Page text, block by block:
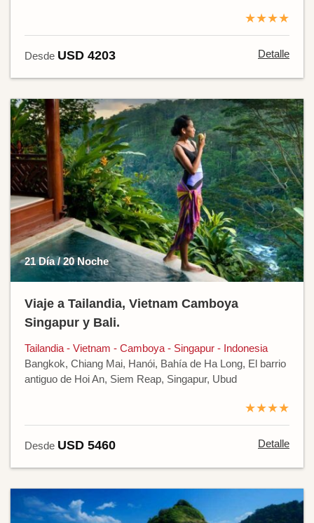
★★★★
Desde USD 4203 Detalle
21 Día / 20 Noche
Viaje a Tailandia, Vietnam Camboya
Singapur y Bali.
Tailandia - Vietnam - Camboya - Singapur - Indonesia
Bangkok, Chiang Mai, Hanói, Bahía de Ha Long, El barrio
antiguo de Hoi An, Siem Reap, Singapur, Ubud
★★★★
Desde USD 5460 Detalle